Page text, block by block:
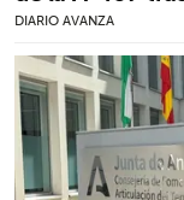
DIARIO AVANZA